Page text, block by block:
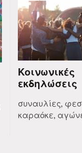
Κοινωνικές
εκδηλώσεις
συναυλίες,
καραόκε,